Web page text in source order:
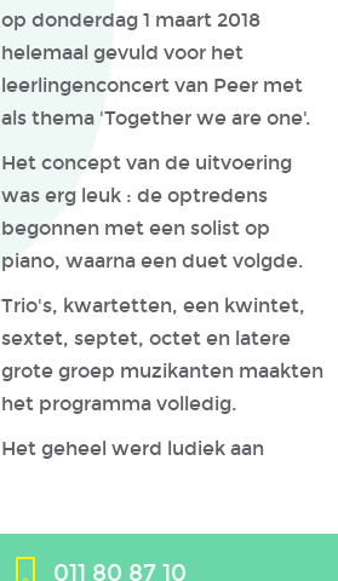
op donderdag 1 maart 2018
helemaal gevuld voor het
leerlingenconcert van Peer met
als thema 'Together we are one'.
Het concept van de uitvoering
was erg leuk : de optredens
begonnen met een solist op
piano, waarna een duet volgde.
Trio's, kwartetten, een kwintet,
sextet, septet, octet en latere
grote groep muzikanten maakten
het programma volledig.
Het geheel werd ludiek aan
011 80 87 10